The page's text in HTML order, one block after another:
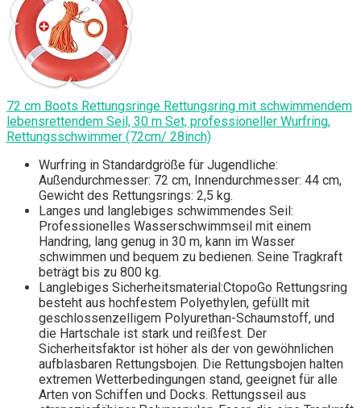
72 cm Boots Rettungsringe Rettungsring mit schwimmendem
lebensrettendem Seil, 30 m Set, professioneller Wurfring,
Rettungsschwimmer (72cm/ 28inch)
Wurfring in Standardgröße für Jugendliche:
Außendurchmesser: 72 cm, Innendurchmesser: 44 cm,
Gewicht des Rettungsrings: 2,5 kg.
Langes und langlebiges schwimmendes Seil:
Professionelles Wasserschwimmseil mit einem
Handring, lang genug in 30 m, kann im Wasser
schwimmen und bequem zu bedienen. Seine Tragkraft
beträgt bis zu 800 kg.
Langlebiges Sicherheitsmaterial:CtopoGo Rettungsring
besteht aus hochfestem Polyethylen, gefüllt mit
geschlossenzelligem Polyurethan-Schaumstoff, und
die Hartschale ist stark und reißfest. Der
Sicherheitsfaktor ist höher als der von gewöhnlichen
aufblasbaren Rettungsbojen. Die Rettungsbojen halten
extremen Wetterbedingungen stand, geeignet für alle
Arten von Schiffen und Docks. Rettungsseil aus